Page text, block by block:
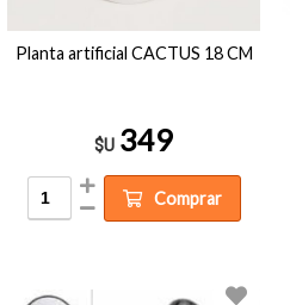
Planta artificial CACTUS 18 CM
$U 349
Comprar